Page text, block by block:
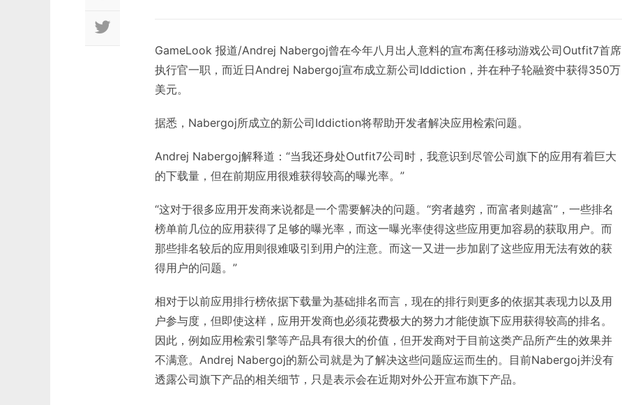
GameLook 报道/Andrej Nabergoj曾在今年八月出人意料的宣布离任移动游戏公司Outfit7首席
执行官一职，而近日Andrej Nabergoj宣布成立新公司Iddiction，并在种子轮融资中获得350万
美元。
据悉，Nabergoj所成立的新公司Iddiction将帮助开发者解决应用检索问题。
Andrej Nabergoj解释道：“当我还身处Outfit7公司时，我意识到尽管公司旗下的应用有着巨大
的下载量，但在前期应用很难获得较高的曝光率。”
“这对于很多应用开发商来说都是一个需要解决的问题。“穷者越穷，而富者则越富”，一些排名
榜单前几位的应用获得了足够的曝光率，而这一曝光率使得这些应用更加容易的获取用户。而
那些排名较后的应用则很难吸引到用户的注意。而这一又进一步加剧了这些应用无法有效的获
得用户的问题。”
相对于以前应用排行榜依据下载量为基础排名而言，现在的排行则更多的依据其表现力以及用
户参与度，但即使这样，应用开发商也必须花费极大的努力才能使旗下应用获得较高的排名。
因此，例如应用检索引擎等产品具有很大的价值，但开发商对于目前这类产品所产生的效果并
不满意。Andrej Nabergoj的新公司就是为了解决这些问题应运而生的。目前Nabergoj并没有
透露公司旗下产品的相关细节，只是表示会在近期对外公开宣布旗下产品。